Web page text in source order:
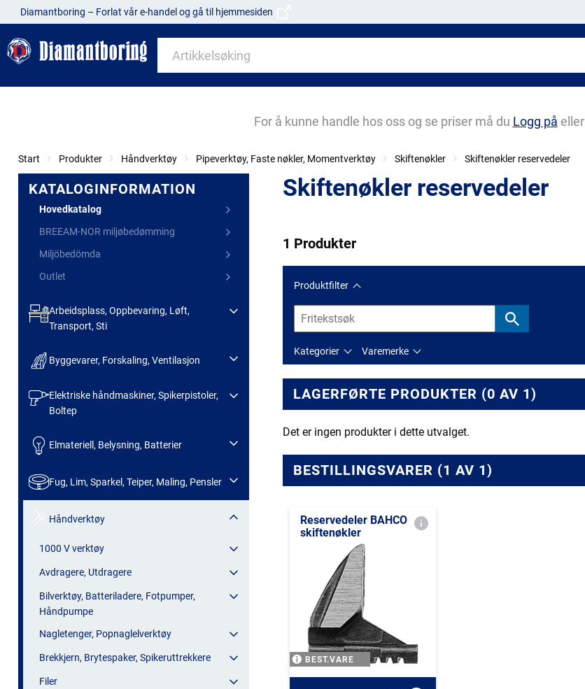
Diamantboring – Forlat vår e-handel og gå til hjemmesiden
For å kunne handle hos oss og se priser må du Logg på eller
Start Produkter Håndverktøy Pipeverktøy, Faste nøkler, Momentverktøy Skiftenøkler Skiftenøkler reservedeler
KATALOGINFORMATION
Hovedkatalog
BREEAM-NOR miljøbedømming
Miljöbedömda
Outlet
Arbeidsplass, Oppbevaring, Løft,
Transport, Sti
Byggevarer, Forskaling, Ventilasjon
Elektriske håndmaskiner, Spikerpistoler,
Boltep
Elmateriell, Belysning, Batterier
Fug, Lim, Sparkel, Teiper, Maling, Pensler
Håndverktøy
1000 V verktøy
Avdragere, Utdragere
Bilverktøy, Batteriladere, Fotpumper,
Håndpumpe
Nagletenger, Popnaglelverktøy
Brekkjern, Brytespaker, Spikeruttrekkere
Filer
Skiftenøkler reservedeler
1 Produkter
Produktfilter
Kategorier Varemerke
LAGERFØRTE PRODUKTER (0 AV 1)
Det er ingen produkter i dette utvalget.
BESTILLINGSVARER (1 AV 1)
Reservedeler BAHCO
skiftenøkler
BEST.VARE